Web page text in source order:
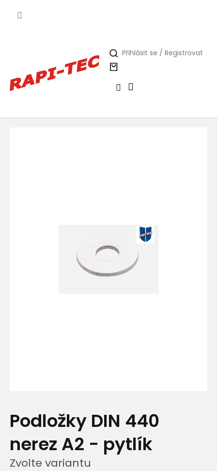
Přihlásit se / Registrovat
Podložky DIN 440
nerez A2 - pytlík
Zvolte variantu